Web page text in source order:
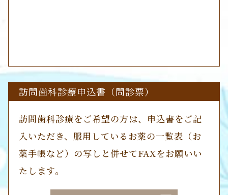
訪問歯科診療申込書（問診票）
訪問歯科診療をご希望の方は、申込書をご記
入いただき、服用しているお薬の一覧表（お
薬手帳など）の写しと併せてFAXをお願いい
たします。